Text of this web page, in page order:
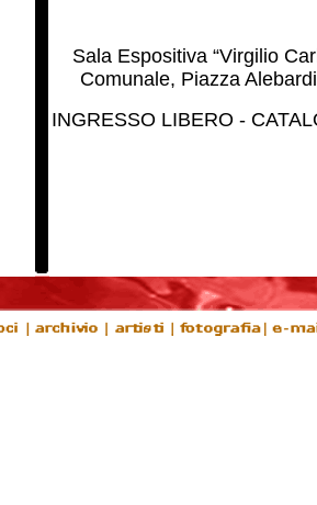
Sala Espositiva “Virgilio
Comunale, Piazza
INGRESSO LIBERO -